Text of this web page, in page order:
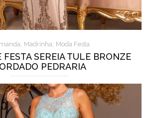
, Madrinha, Moda Festa
FESTA SEREIA TULE BRONZE
PEDRARIA